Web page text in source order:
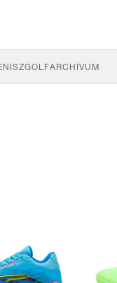
GOLFARCHÍVUM